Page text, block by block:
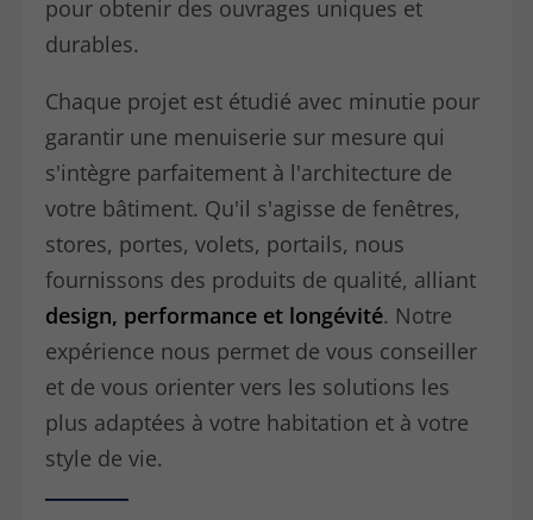
pour obtenir des ouvrages uniques et
durables.
Chaque projet est étudié avec minutie pour
garantir une menuiserie sur mesure qui
s'intègre parfaitement à l'architecture de
votre bâtiment. Qu'il s'agisse de fenêtres,
stores, portes, volets, portails, nous
fournissons des produits de qualité, alliant
design, performance et longévité. Notre
expérience nous permet de vous conseiller
et de vous orienter vers les solutions les
plus adaptées à votre habitation et à votre
style de vie.